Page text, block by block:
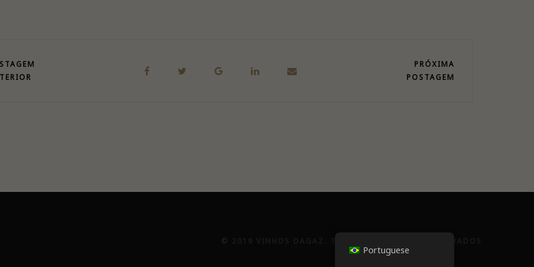
PRÓXIMA
POSTAGEM
Portuguese